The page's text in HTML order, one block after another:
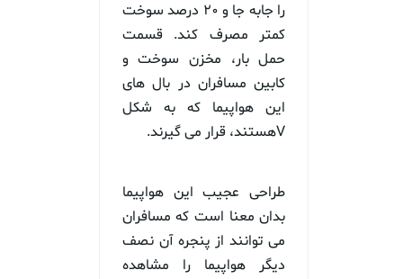
را جابه جا و ۲۰ درصد سوخت
کمتر مصرف کند. قسمت
حمل بار، مخزن سوخت و
کابین مسافران در بال های
این هواپیما که به شکل
Vهستند، قرار می گیرند.
طراحی عجیب این هواپیما
بدان معنا است که مسافران
می توانند از پنجره آن نصف
دیگر هواپیما را مشاهده